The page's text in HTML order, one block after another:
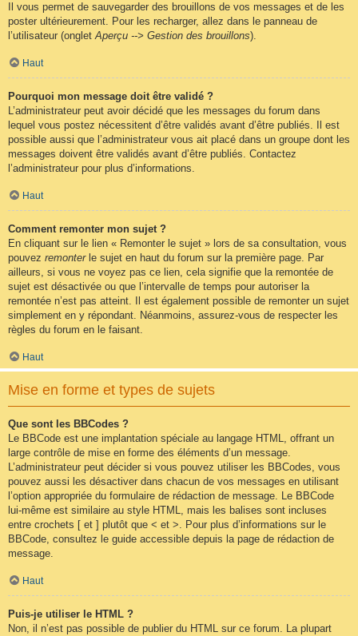
Il vous permet de sauvegarder des brouillons de vos messages et de les
poster ultérieurement. Pour les recharger, allez dans le panneau de
l’utilisateur (ongletAperçu --> Gestion des brouillons).
Haut
Pourquoi mon message doit être validé ?
L’administrateur peut avoir décidé que les messages du forum dans
lequel vous postez nécessitent d’être validés avant d’être publiés. Il est
possible aussi que l’administrateur vous ait placé dans un groupe dont les
messages doivent être validés avant d’être publiés. Contactez
l’administrateur pour plus d’informations.
Haut
Comment remonter mon sujet ?
En cliquant sur le lien « Remonter le sujet » lors de sa consultation, vous
pouvez remonterle sujet en haut du forum sur la première page. Par
ailleurs, si vous ne voyez pas ce lien, cela signifie que la remontée de
sujet est désactivée ou que l’intervalle de temps pour autoriser la
remontée n’est pas atteint. Il est également possible de remonter un sujet
simplement en y répondant. Néanmoins, assurez-vous de respecter les
règles du forum en le faisant.
Haut
Mise en forme et types de sujets
Que sont les BBCodes ?
Le BBCode est une implantation spéciale au langage HTML, offrant un
large contrôle de mise en forme des éléments d’un message.
L’administrateur peut décider si vous pouvez utiliser les BBCodes, vous
pouvez aussi les désactiver dans chacun de vos messages en utilisant
l’option appropriée du formulaire de rédaction de message. Le BBCode
lui-même est similaire au style HTML, mais les balises sont incluses
entre crochets [ et ] plutôt que < et >. Pour plus d’informations sur le
BBCode, consultez le guide accessible depuis la page de rédaction de
message.
Haut
Puis-je utiliser le HTML ?
Non, il n’est pas possible de publier du HTML sur ce forum. La plupart